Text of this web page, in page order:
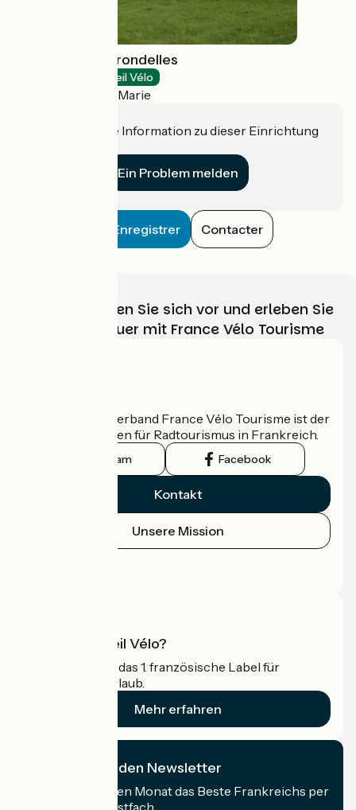
Camping Les Hirondelles
Accueil Vélo
Bourg-Sainte-Marie
Haben Sie eine Information zu dieser Einrichtung
Ein Problem melden
Enregistrer Contacter
Wählen, bereiten Sie sich vor und erleben Sie
Ihr Radabenteuer mit France Vélo Tourisme
Der nationale Verband France Vélo Tourisme ist der
offizielle Leitfaden für Radtourismus in Frankreich.
Instagram Facebook
Kontakt
Unsere Mission
Was ist Accueil Vélo?
Accueil Vélo ist das 1. französische Label für
Radfahrer im Urlaub.
Mehr erfahren
Ich abonniere den Newsletter
Erhalten Sie jeden Monat das Beste Frankreichs per